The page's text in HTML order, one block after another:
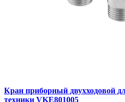
Кран приборный двухходовой
техники VKE801005